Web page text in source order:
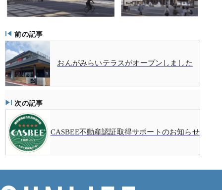
おんがみらいテラスがオープンしました
前の記事
CASBEE不動産認証取得サポートのお知らせ
次の記事